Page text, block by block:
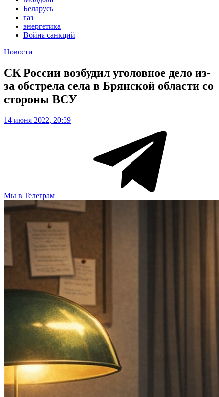
Беларусь
газ
энергетика
Война санкций
Новости
СК России возбудил уголовное дело из-
за обстрела села в Брянской области со
стороны ВСУ
14 июня 2022, 20:39
Мы в Телеграм